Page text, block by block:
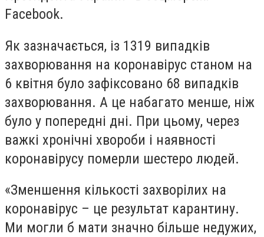
Facebook.
Як зазначається, із 1319 випадків
захворювання на коронавірус станом на
6 квітня було зафіксовано 68 випадків
захворювання. А це набагато менше, ніж
було у попередні дні. При цьому, через
важкі хронічні хвороби і наявності
коронавірусу померли шестеро людей.
«Зменшення кількості захворілих на
коронавірус – це результат карантину.
Ми могли б мати значно більше недужих,